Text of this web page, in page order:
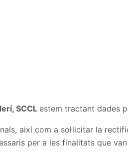
SCCL estem tractant dades
així com a sol·licitar la
per a les finalitats que